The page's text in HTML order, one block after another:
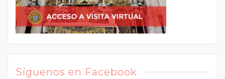
Síguenos en Facebook